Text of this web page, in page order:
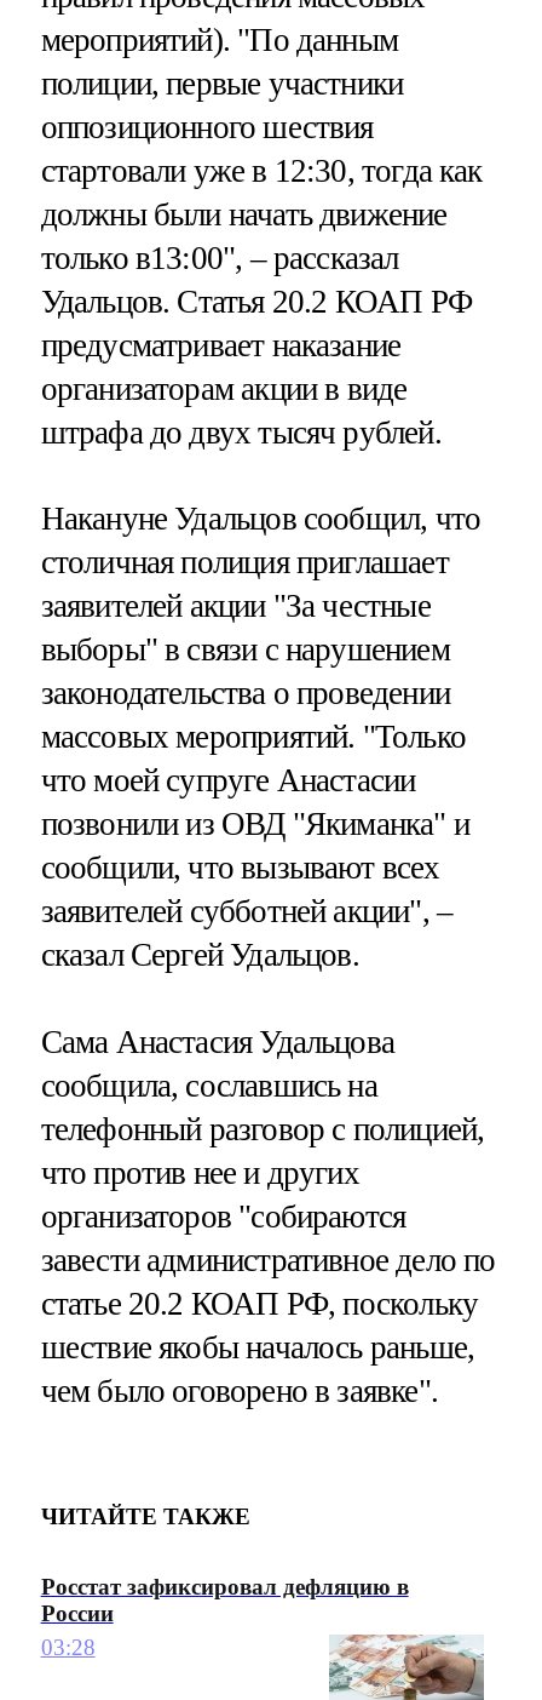
мероприятий). "По данным
полиции, первые участники
оппозиционного шествия
стартовали уже в 12:30, тогда как
должны были начать движение
только в13:00", – рассказал
Удальцов. Статья 20.2 КОАП РФ
предусматривает наказание
организаторам акции в виде
штрафа до двух тысяч рублей.
Накануне Удальцов сообщил, что
столичная полиция приглашает
заявителей акции "За честные
выборы" в связи с нарушением
законодательства о проведении
массовых мероприятий. "Только
что моей супруге Анастасии
позвонили из ОВД "Якиманка" и
сообщили, что вызывают всех
заявителей субботней акции", –
сказал Сергей Удальцов.
Сама Анастасия Удальцова
сообщила, сославшись на
телефонный разговор с полицией,
что против нее и других
организаторов "собираются
завести административное дело по
статье 20.2 КОАП РФ, поскольку
шествие якобы началось раньше,
чем было оговорено в заявке".
ЧИТАЙТЕ ТАКЖЕ
Росстат зафиксировал дефляцию в
России
03:28